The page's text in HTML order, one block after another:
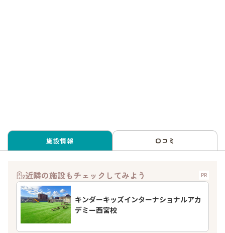
施設情報 口コミ
近隣の施設もチェックしてみよう PR
キンダーキッズインターナショナルアカ
デミー西宮校